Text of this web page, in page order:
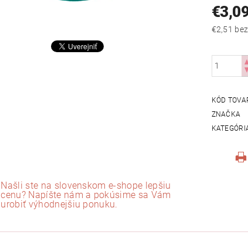
KÓD
ZNAČKA
Našli ste na slovenskom e-shope lepšiu
cenu? Napíšte nám a pokúsime sa Vám
urobiť výhodnejšiu ponuku.